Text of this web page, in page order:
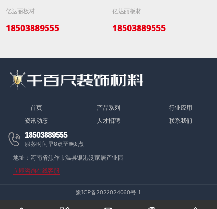
亿达丽板材
18503889555
亿达丽板材
18503889555
首页 产品系列
行业应用
资讯动态
人才招聘 联系我们
 18503889555
服务时间早8点至晚8点
地址：河南省焦作市温县银港泛家居产业园
立即咨询在线客服
豫ICP备2022024060号-1